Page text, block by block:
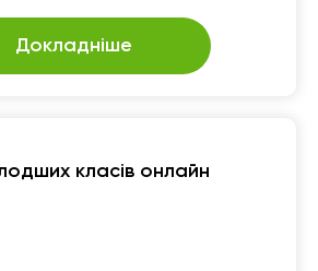
Докладніше
класів онлайн